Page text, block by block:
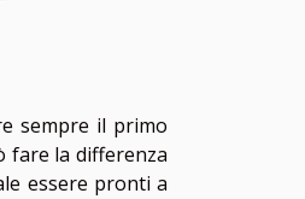
sempre il primo
fare la differenza
essere pronti a